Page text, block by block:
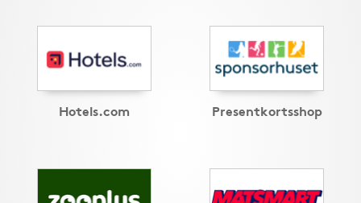
Hotels.com Presentkortsshop